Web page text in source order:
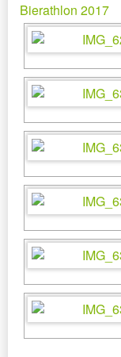
Bierathlon 2017